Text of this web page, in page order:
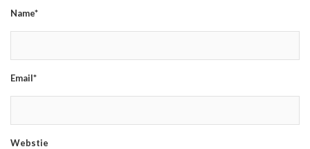
Name*
Email*
Webstie